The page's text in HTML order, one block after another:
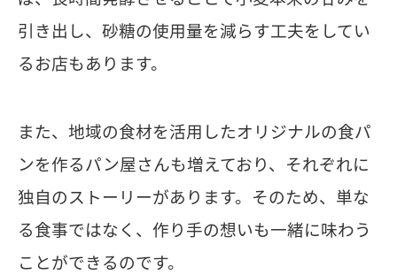
引き出し、砂糖の使用量を減らす工夫をしてい
るお店もあります。
また、地域の食材を活用したオリジナルの食パ
ンを作るパン屋さんも増えており、それぞれに
独自のストーリーがあります。そのため、単な
る食事ではなく、作り手の想いも一緒に味わう
ことができるのです。